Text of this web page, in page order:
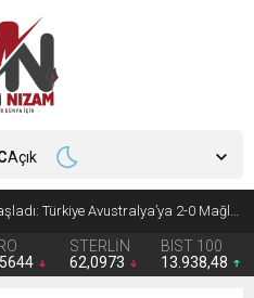
24 Yıllık Hasret Acı Başladı: Türkiye Avustralya’ya 2-0 Mağlup Oldu
STERLİN
62,0973
BIST 100
13.938,48
Açık